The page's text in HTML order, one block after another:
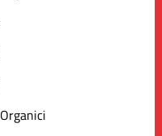
Organici